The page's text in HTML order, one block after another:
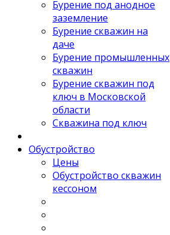
Бурение под анодное
заземление
Бурение скважин на
даче
Бурение промышленных
скважин
Бурение скважин под
ключ в Московской
области
Скважина под ключ
Обустройство
Цены
Обустройство скважин
кессоном